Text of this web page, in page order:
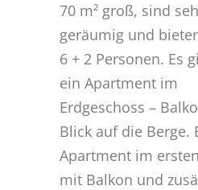
70 m² groß, sind
geräumig und
6 + 2 Personen. Es
ein Apartment im
Erdgeschoss –
Blick auf die Berge.
Apartment im
mit Balkon und